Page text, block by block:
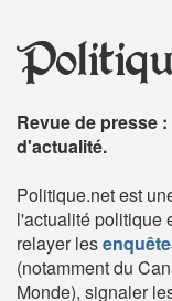
Revue de presse
d'actualité.
Politique.net est
l'actualité politique
relayer les
(notamment du
Monde), signaler